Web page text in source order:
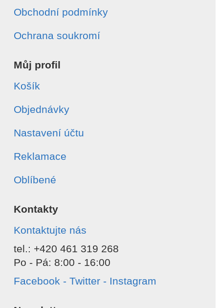
Obchodní podmínky
Ochrana soukromí
Můj profil
Košík
Objednávky
Nastavení účtu
Reklamace
Oblíbené
Kontakty
Kontaktujte nás
tel.: +420 461 319 268
Po - Pá: 8:00 - 16:00
Facebook - Twitter - Instagram